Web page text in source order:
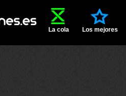
La cola Los mejores